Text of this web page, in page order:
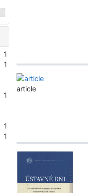
article
1
1
1
1
1